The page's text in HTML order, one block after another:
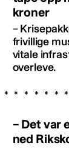
kroner
–
frivillige
vitale
overleve.
– Det var
ned